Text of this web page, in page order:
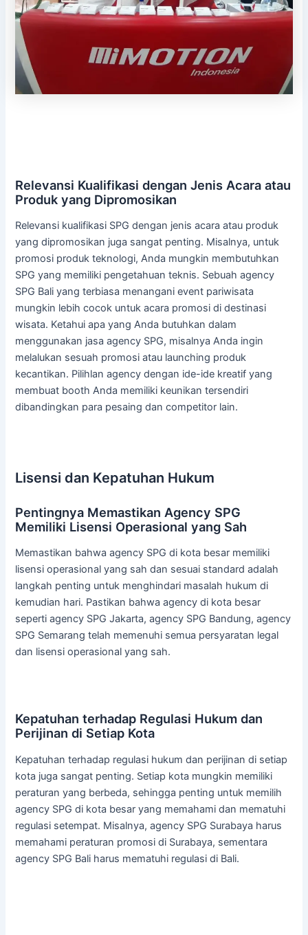
Relevansi Kualifikasi dengan Jenis Acara atau
Produk yang Dipromosikan
Relevansi kualifikasi SPG dengan jenis acara atau produk
yang dipromosikan juga sangat penting. Misalnya, untuk
promosi produk teknologi, Anda mungkin membutuhkan
SPG yang memiliki pengetahuan teknis. Sebuah agency
SPG Bali yang terbiasa menangani event pariwisata
mungkin lebih cocok untuk acara promosi di destinasi
wisata. Ketahui apa yang Anda butuhkan dalam
menggunakan jasa agency SPG, misalnya Anda ingin
melalukan sesuah promosi atau launching produk
kecantikan. Pilihlan agency dengan ide-ide kreatif yang
membuat booth Anda memiliki keunikan tersendiri
dibandingkan para pesaing dan competitor lain.
Lisensi dan Kepatuhan Hukum
Pentingnya Memastikan Agency SPG
Memiliki Lisensi Operasional yang Sah
Memastikan bahwa agency SPG di kota besar memiliki
lisensi operasional yang sah dan sesuai standard adalah
langkah penting untuk menghindari masalah hukum di
kemudian hari. Pastikan bahwa agency di kota besar
seperti agency SPG Jakarta, agency SPG Bandung, agency
SPG Semarang telah memenuhi semua persyaratan legal
dan lisensi operasional yang sah.
Kepatuhan terhadap Regulasi Hukum dan
Perijinan di Setiap Kota
Kepatuhan terhadap regulasi hukum dan perijinan di setiap
kota juga sangat penting. Setiap kota mungkin memiliki
peraturan yang berbeda, sehingga penting untuk memilih
agency SPG di kota besar yang memahami dan mematuhi
regulasi setempat. Misalnya, agency SPG Surabaya harus
memahami peraturan promosi di Surabaya, sementara
agency SPG Bali harus mematuhi regulasi di Bali.